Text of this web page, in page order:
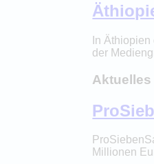
In
der
Aktuelles
Millionen